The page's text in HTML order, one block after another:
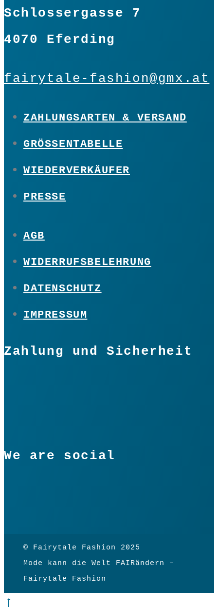
Schlossergasse 7
4070 Eferding
fairytale-fashion@gmx.at
ZAHLUNGSARTEN & VERSAND
GRÖSSENTABELLE
WIEDERVERKÄUFER
PRESSE
AGB
WIDERRUFSBELEHRUNG
DATENSCHUTZ
IMPRESSUM
Zahlung und Sicherheit
We are social
© Fairytale Fashion 2025
Mode kann die Welt FAIRändern –
Fairytale Fashion